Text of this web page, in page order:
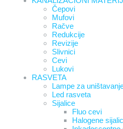
Čepovi
Mufovi
Račve
Redukcije
Revizije
Slivnici
Cevi
Lukovi
RASVETA
Lampe za
Led rasveta
Sijalice
Fluo cevi
Halogene